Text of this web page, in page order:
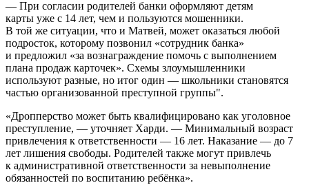
— При согласии родителей банки оформляют детям
карты уже с 14 лет, чем и пользуются мошенники.
В той же ситуации, что и Матвей, может оказаться любой
подросток, которому позвонил «сотрудник банка»
и предложил «за вознаграждение помочь с выполнением
плана продаж карточек». Схемы злоумышленники
используют разные, но итог один — школьники становятся
частью организованной преступной группы".
«Дропперство может быть квалифицировано как уголовное
преступление, — уточняет Харди. — Минимальный возраст
привлечения к ответст­венности — 16 лет. Наказание — до 7
лет лишения свободы. Родителей также могут привлечь
к административной ответственности за невыполнение
обязанностей по воспитанию ребёнка».